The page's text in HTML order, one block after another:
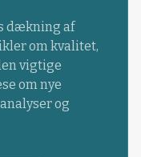
dækning af
om kvalitet,
vigtige
om nye
og